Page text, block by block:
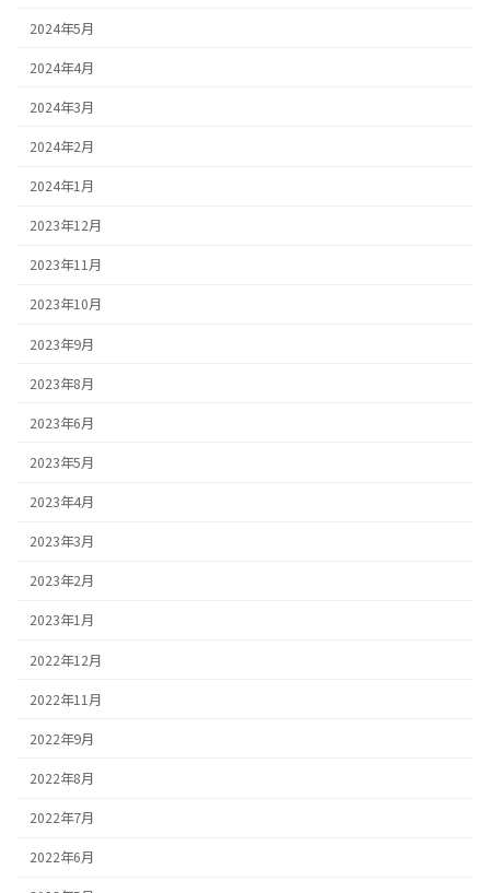
2024年5月
2024年4月
2024年3月
2024年2月
2024年1月
2023年12月
2023年11月
2023年10月
2023年9月
2023年8月
2023年6月
2023年5月
2023年4月
2023年3月
2023年2月
2023年1月
2022年12月
2022年11月
2022年9月
2022年8月
2022年7月
2022年6月